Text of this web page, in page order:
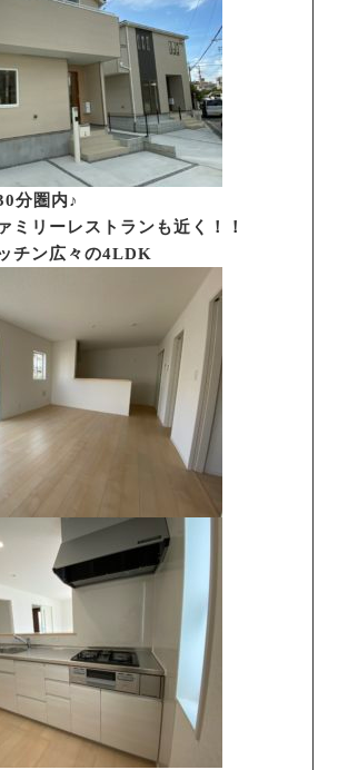
分圏内♪
ミリーレストランも近く！！
チン広々の4LDK